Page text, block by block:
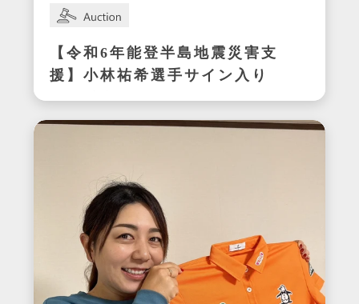
【令和6年能登半島地震災害支
援】小林祐希選手サイン入り
スパイク